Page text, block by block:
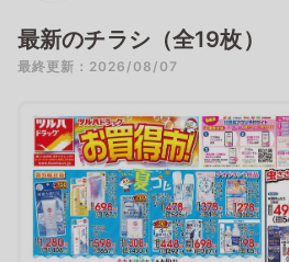
最新のチラシ（全19枚）
最終更新：2026/08/07